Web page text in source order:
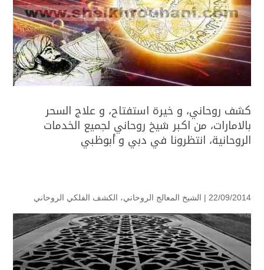
كشف روحاني، و خيرة استفتاح، و علاج السحر
بالامارات، من اكبر شيخ روحاني لجميع الخدمات
الروحانية، انتظرونا في دبي و أبوظبي
22/09/2014 | الشيخ المعالج الروحاني، الكشف الفلكي الروحاني